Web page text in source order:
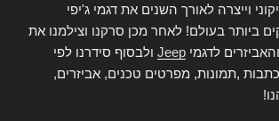
וייצרה לאורך השנים את דגמי ג'יפי
ביותר בעולם! לאחר מכן סרקנו וצילמנו את
לדגמי Jeep ולבסוף סידרנו לפי
,תמונות, מפרטים טכנים, אביזרים,